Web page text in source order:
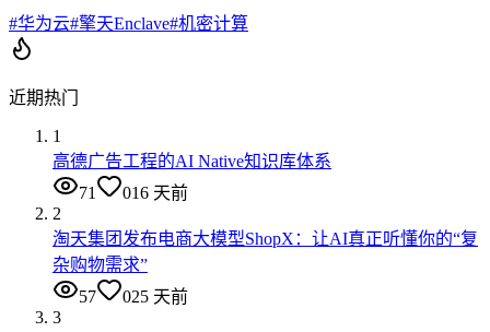
#华为云#擎天Enclave#机密计算
近期热门
1
高德广告工程的AI Native知识库体系
71
016 天前
2
淘天集团发布电商大模型ShopX：让AI真正听懂你的“复
杂购物需求”
57
025 天前
3